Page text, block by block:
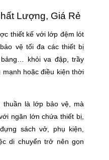
Lượng, Giá Rẻ
thiết kế với lớp đệm lót
vệ tối đa các thiết bị
khỏi va đập, trầy
hoặc điều kiện thời
thuần là lớp bảo vệ, mà
ngăn lớn chứa thiết bị,
sách vở, phụ kiện,
di chuyển trở nên gọn